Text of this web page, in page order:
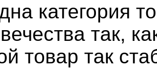
категория
так,
товар так